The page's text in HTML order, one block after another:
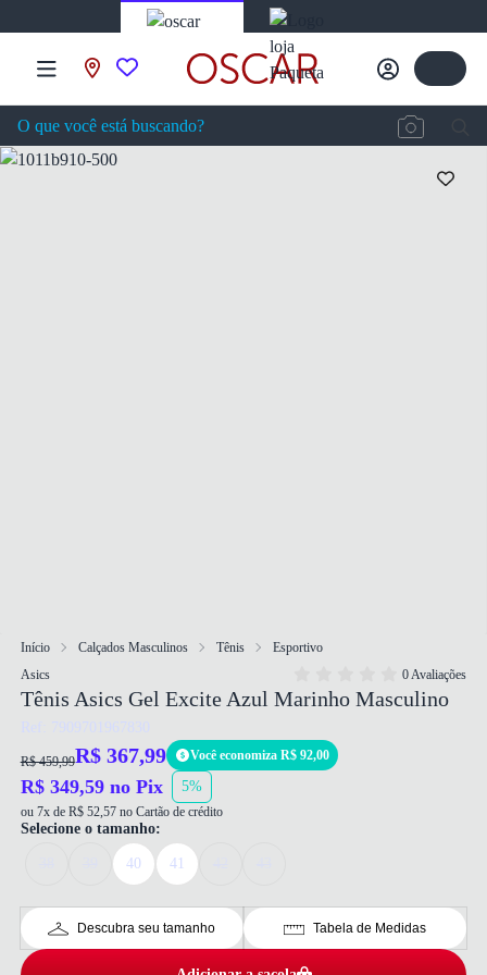
Início Calçados Masculinos Tênis
Esportivo
Asics
0 Avaliações
Tênis Asics Gel Excite Azul Marinho Masculino
Ref: 7909701967830
R$ 459,99R$ 367,99 Você economiza R$ 92,00
R$ 349,59 no Pix 5%
ou 7x de R$ 52,57 no Cartão de crédito
Selecione o tamanho:
40 41
Descubra seu tamanho Tabela de Medidas